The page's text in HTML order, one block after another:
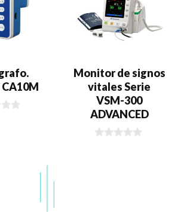
CA10M
​​Monitor de signos
vitales Serie
VSM-300
ADVANCED